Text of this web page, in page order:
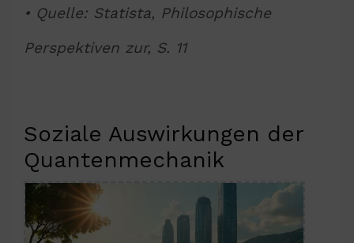
• Quelle: Statista, Philosophische
Perspektiven zur, S. 11
Soziale Auswirkungen der
Quantenmechanik